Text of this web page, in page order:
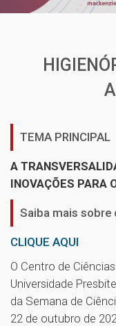
TEMA PRINCIPAL
A
INOVAÇÕES PARA
Saiba mais sobre
CLIQUE AQUI
O Centro de
Universidade
da Semana de
22 de outubro de